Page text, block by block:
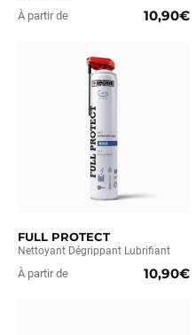
À partir de 10,90€
FULL PROTECT
Nettoyant Dégrippant Lubrifiant
À partir de 10,90€